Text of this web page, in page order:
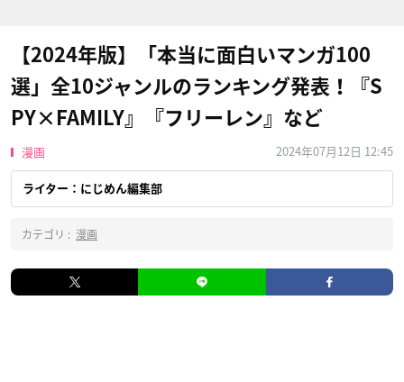
【2024年版】「本当に面白いマンガ100
選」全10ジャンルのランキング発表！『S
PY×FAMILY』『フリーレン』など
漫画 2024年07月12日 12:45
ライター：にじめん編集部
カテゴリ : 漫画